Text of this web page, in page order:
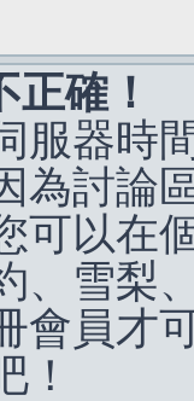
確！
服器時
為討論
可以在
、雪梨
會員才
！